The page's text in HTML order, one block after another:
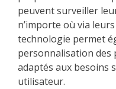
peuvent surveiller
n’importe où via
technologie permet
personnalisation des
adaptés aux besoins
utilisateur.